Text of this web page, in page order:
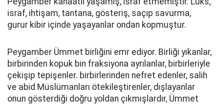
israf, ihtişam, tantana, gösteriş, saçıp savurma,
gurur kibir içinde yaşayanlar ondan kopmuştur.
Peygamber Ümmet birliğini emr ediyor. Birliği yıkanlar,
birbirinden kopuk bin fraksiyona ayrılanlar, birbirleriyle
çekişip tepişenler. birbirlerinden nefret edenler, salih
ve abid Müslümanları ötekileştirenler, dışlayanlar
onun gösterdiği doğru yoldan çıkmışlardır, Ümmet